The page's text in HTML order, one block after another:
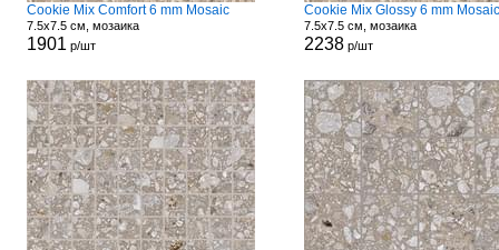
Cookie Mix Comfort 6 mm Mosaic
7.5x7.5 см, мозаика
1901 р/шт
Cookie Mix Glossy 6 mm Mosaic
7.5x7.5 см, мозаика
2238р/шт